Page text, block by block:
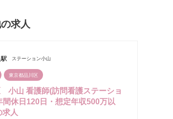
求人
ステーション小山
東京都品川区
小山 看護師(訪問看護ステーショ
間休日120日・想定年収500万以
求人